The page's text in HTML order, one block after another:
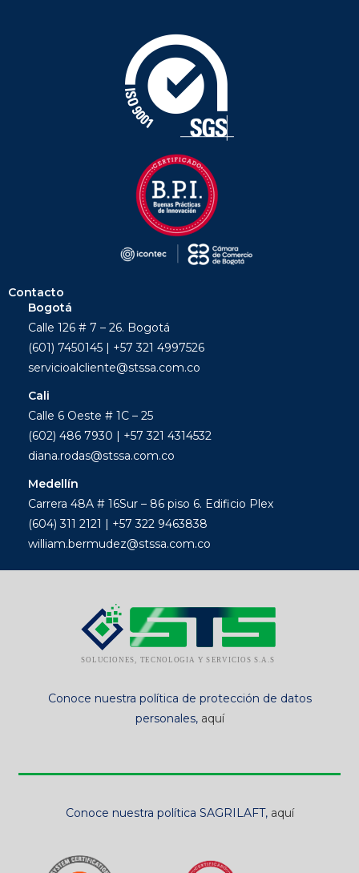
Contacto
Bogotá
Calle 126 # 7 – 26. Bogotá
(601) 7450145 | +57 321 4997526
servicioalcliente@stssa.com.co
Cali
Calle 6 Oeste # 1C – 25
(602) 486 7930 | +57 321 4314532
diana.rodas@stssa.com.co
Medellín
Carrera 48A # 16Sur – 86 piso 6. Edificio Plex
(604) 311 2121 | +57 322 9463838
william.bermudez@stssa.com.co
Conoce nuestra política de protección de datos
personales, aquí
Conoce nuestra política SAGRILAFT, aquí